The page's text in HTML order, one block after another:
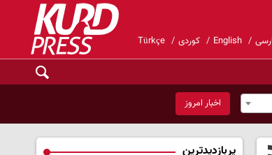
English کوردی Türkçe
اخبار امروز
پربازدیدترین